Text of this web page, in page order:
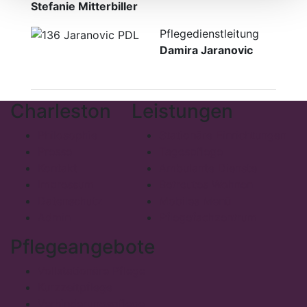
Stefanie Mitterbiller
Pflegedienstleitung
Damira Jaranovic
Charleston Leistungen
Pflegeangebote